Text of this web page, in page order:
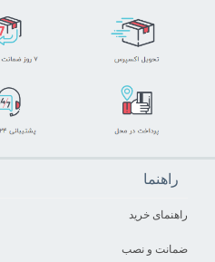
راهنما
راهنمای خرید
ضمانت و نصب